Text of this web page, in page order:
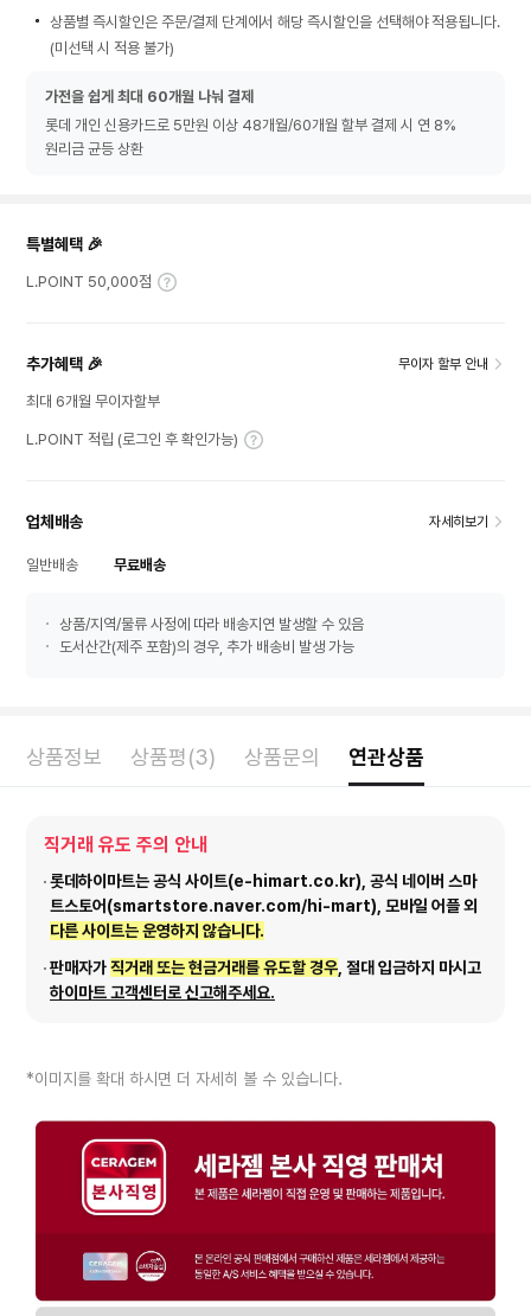
상품별 즉시할인은 주문/결제 단계에서 해당 즉시할인을 선택해야 적용됩니다.
(미선택 시 적용 불가)
가전을 쉽게 최대 60개월 나눠 결제
롯데 개인 신용카드로 5만원 이상 48개월/60개월 할부 결제 시 연 8%
원리금 균등 상환
특별혜택 🎉
L.POINT 50,000점
추가혜택 🎉 무이자 할부 안내
최대 6개월 무이자할부
L.POINT 적립 (로그인 후 확인가능)
업체배송 자세히보기
일반배송 무료배송
상품/지역/물류 사정에 따라 배송지연 발생할 수 있음
도서산간(제주 포함)의 경우, 추가 배송비 발생 가능
상품정보 상품평(3) 상품문의 연관상품
직거래 유도 주의 안내
롯데하이마트는 공식 사이트(e-himart.co.kr), 공식 네이버 스마
트스토어(smartstore.naver.com/hi-mart), 모바일 어플 외
다른 사이트는 운영하지 않습니다.
판매자가직거래 또는 현금거래를 유도할 경우 , 절대 입금하지 마시고
하이마트 고객센터로 신고해주세요.
*이미지를 확대 하시면 더 자세히 볼 수 있습니다.